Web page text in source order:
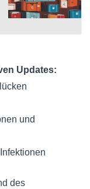
Updates:
und
des